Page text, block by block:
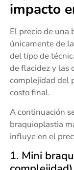
impacto
El precio de una
únicamente de
del tipo de
de flacidez y las
complejidad del
costo final.
A continuación
braquioplastia
influye en el
1. Mini